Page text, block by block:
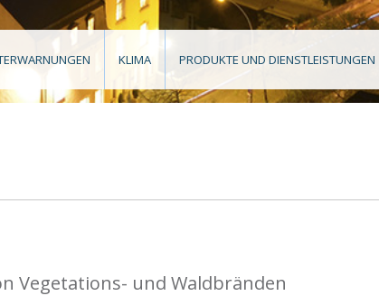
KLIMA PRODUKTE UND DIENSTLEISTUNGEN
Vegetations- und Waldbränden